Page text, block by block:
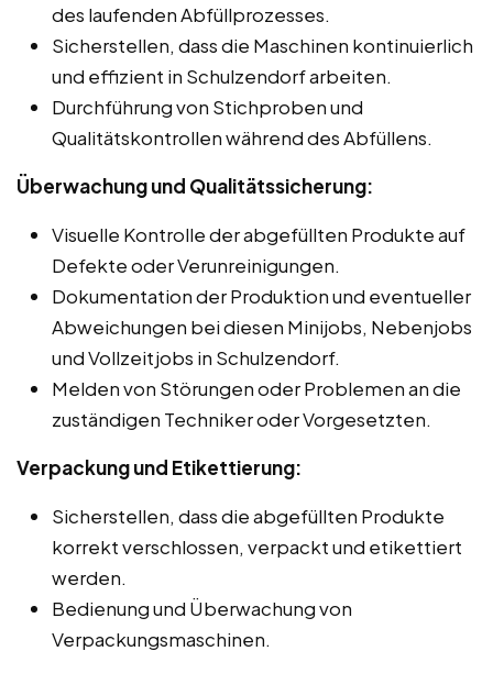
des laufenden Abfüllprozesses.
Sicherstellen, dass die Maschinen kontinuierlich
und effizient in Schulzendorf arbeiten.
Durchführung von Stichproben und
Qualitätskontrollen während des Abfüllens.
Überwachung und Qualitätssicherung:
Visuelle Kontrolle der abgefüllten Produkte auf
Defekte oder Verunreinigungen.
Dokumentation der Produktion und eventueller
Abweichungen bei diesen Minijobs, Nebenjobs
und Vollzeitjobs in Schulzendorf.
Melden von Störungen oder Problemen an die
zuständigen Techniker oder Vorgesetzten.
Verpackung und Etikettierung:
Sicherstellen, dass die abgefüllten Produkte
korrekt verschlossen, verpackt und etikettiert
werden.
Bedienung und Überwachung von
Verpackungsmaschinen.